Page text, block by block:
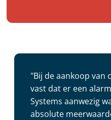
"Bij de aankoop van
vast dat er een
Systems aanwezig
absolute